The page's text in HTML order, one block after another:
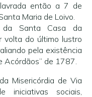
então a 7 de
Maria de Loivo.
Santa Casa da
volta do último lustro
pela existência
Acórdãos” de 1787.
Misericórdia de Via
sociais,